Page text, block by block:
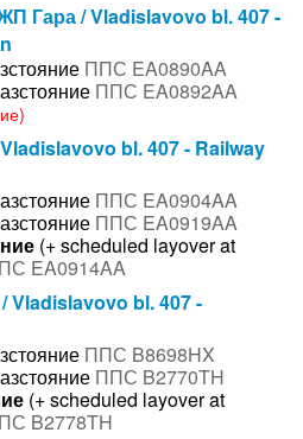
Гара / Vladislavovo bl. 407 -
ППС EA0890AA
ППС EA0892AA
bl. 407 - Railway
ППС EA0904AA
ППС EA0919AA
(+ scheduled layover at
EA0914AA
Vladislavovo bl. 407 -
ППС B8698HX
ППС B2770TH
(+ scheduled layover at
B2778TH